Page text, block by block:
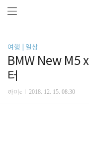
여행 | 일상
BMW New M5
터
까미c 2018. 12. 15. 08:30